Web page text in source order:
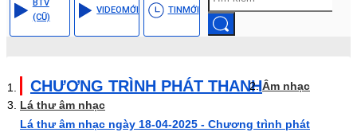
BTV
(CŨ)
VIDEOMỚI TINMỚI
CHƯƠNG TRÌNH PHÁT THANHÂm nhạc
Lá thư âm nhạc
Lá thư âm nhạc ngày 18-04-2025 - Chương trình phát